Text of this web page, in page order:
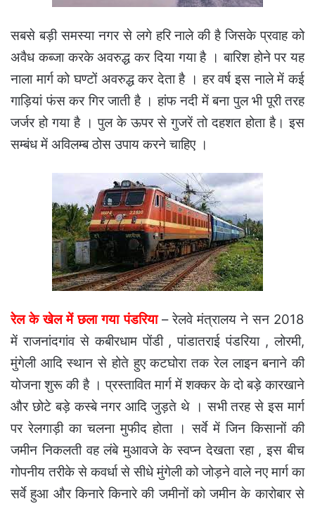
सबसे बड़ी समस्या नगर से लगे हरि नाले की है जिसके प्रवाह को
अवैध कब्जा करके अवरुद्ध कर दिया गया है । बारिश होने पर यह
नाला मार्ग को घण्टों अवरुद्ध कर देता है । हर वर्ष इस नाले में कई
गाड़ियां फंस कर गिर जाती है । हांफ नदी में बना पुल भी पूरी तरह
जर्जर हो गया है । पुल के ऊपर से गुजरें तो दहशत होता है। इस
सम्बंध में अविलम्ब ठोस उपाय करने चाहिए ।
रेल के खेल में छला गया पंडरिया – रेलवे मंत्रालय ने सन 2018
में राजनांदगांव से कबीरधाम पोंडी , पांडातराई पंडरिया , लोरमी,
मुंगेली आदि स्थान से होते हुए कटघोरा तक रेल लाइन बनाने की
योजना शुरू की है । प्रस्तावित मार्ग में शक्कर के दो बड़े कारखाने
और छोटे बड़े कस्बे नगर आदि जुड़ते थे । सभी तरह से इस मार्ग
पर रेलगाड़ी का चलना मुफीद होता । सर्वे में जिन किसानों की
जमीन निकलती वह लंबे मुआवजे के स्वप्न देखता रहा , इस बीच
गोपनीय तरीके से कवर्धा से सीधे मुंगेली को जोड़ने वाले नए मार्ग का
सर्वे हुआ और किनारे किनारे की जमीनों को जमीन के कारोबार से